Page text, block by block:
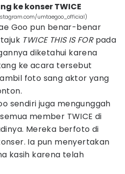
ke konser TWICE
umtaegoo_official)
Goo pun benar-benar
TWICE THIS IS FORpada
diketahui karena
ke acara tersebut
foto sang aktor yang
sendiri juga mengunggah
member TWICE di
Mereka berfoto di
Ia pun menyertakan
kasih karena telah